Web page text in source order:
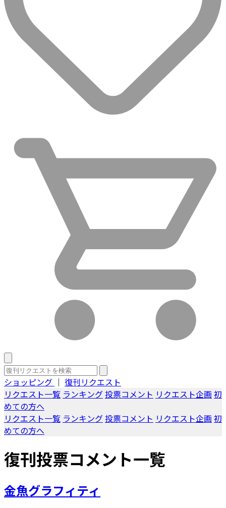
ショッピング ｜ 復刊リクエスト
リクエスト一覧 ランキング投票コメント リクエスト企画 初
めての方へ
リクエスト一覧 ランキング投票コメント リクエスト企画 初
めての方へ
復刊投票コメント一覧
金魚グラフィティ